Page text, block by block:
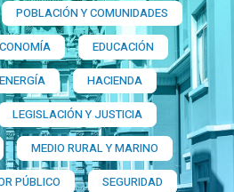
POBLACIÓN Y COMUNIDADES
EDUCACIÓN
ENERGÍA
HACIENDA
LEGISLACIÓN Y JUSTICIA
MEDIO RURAL Y MARINO
PÚBLICO
SEGURIDAD